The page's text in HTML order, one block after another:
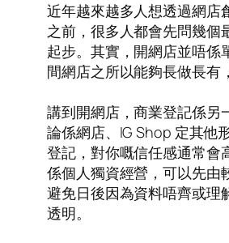
近年越來越多人想透過網店
之前，很多人都會先問幾
起步。其實，開網店並唔係
間網店之所以能夠長做長有
講到開網店，商業登記係另
論係網店、IG Shop 定其他
登記，對你嘅信任感通常會
係個人獨資經營，可以先由
避免日後因為資料唔齊或理
透明。